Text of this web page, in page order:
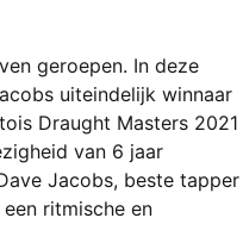
geroepen. In deze
uiteindelijk winnaar
Draught Masters 2021
van 6 jaar
Jacobs, beste tapper
ritmische en